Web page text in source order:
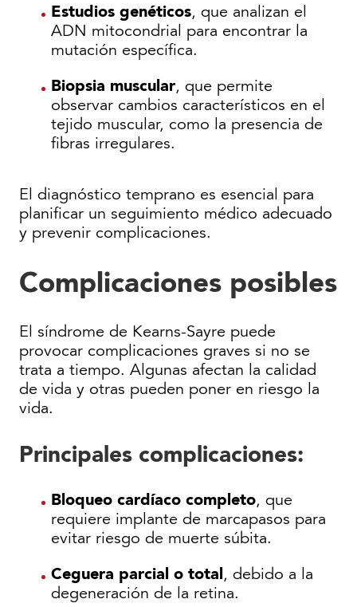
Estudios genéticos, que analizan el
ADN mitocondrial para encontrar la
mutación específica.
Biopsia muscular, que permite
observar cambios característicos en el
tejido muscular, como la presencia de
fibras irregulares.
El diagnóstico temprano es esencial para
planificar un seguimiento médico adecuado
y prevenir complicaciones.
Complicaciones posibles
El síndrome de Kearns-Sayre puede
provocar complicaciones graves si no se
trata a tiempo. Algunas afectan la calidad
de vida y otras pueden poner en riesgo la
vida.
Principales complicaciones:
Bloqueo cardíaco completo, que
requiere implante de marcapasos para
evitar riesgo de muerte súbita.
Ceguera parcial o total, debido a la
degeneración de la retina.